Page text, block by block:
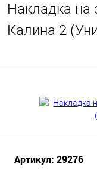
Накладка на
Калина 2
Артикул: 29276